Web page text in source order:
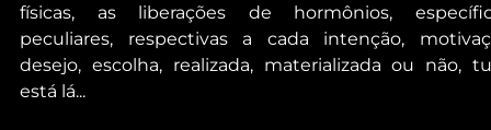
físicas, as liberações de hormônios,
peculiares, respectivas a cada intenção,
desejo, escolha, realizada, materializada ou não,
está lá...